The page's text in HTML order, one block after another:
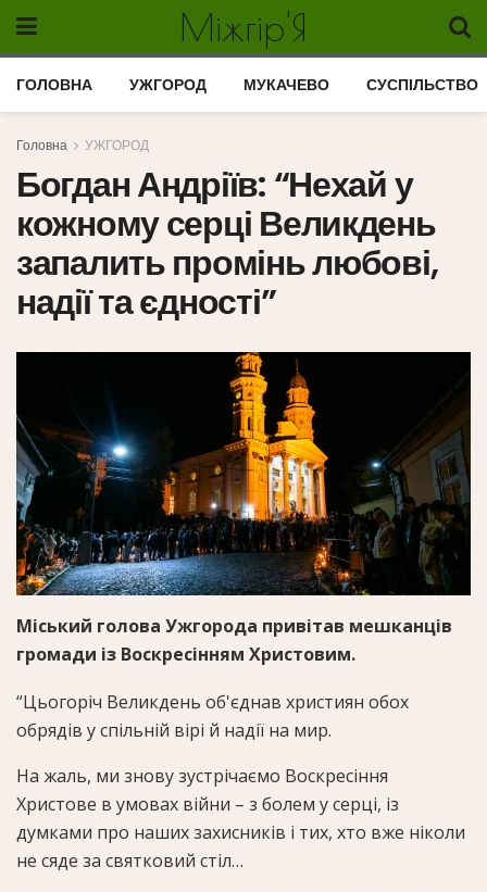
Міжгір'Я
ГОЛОВНА УЖГОРОД МУКАЧЕВО СУСПІЛЬСТВО
Головна УЖГОРОД
Богдан Андріїв: “Нехай у
кожному серці Великдень
запалить промінь любові,
надії та єдності”
Міський голова Ужгорода привітав мешканців
громади із Воскресінням Христовим.
“Цьогоріч Великдень об'єднав християн обох
обрядів у спільній вірі й надії на мир.
На жаль, ми знову зустрічаємо Воскресіння
Христове в умовах війни – з болем у серці, із
думками про наших захисників і тих, хто вже ніколи
не сяде за святковий стіл…